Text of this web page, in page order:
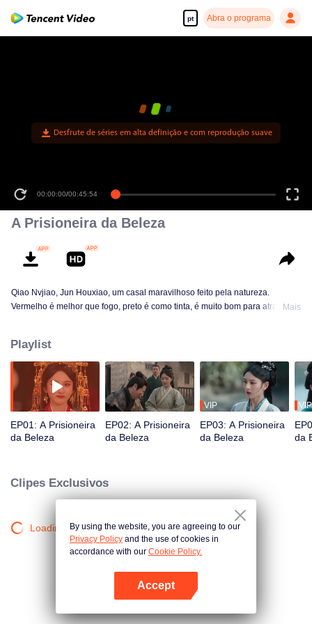
pt Abra o programa
Abra o programa
Desfrute de séries em alta definição e com reprodução suave
00:00:00/00:45:54
A Prisioneira da Beleza
Qiao Nvjiao, Jun Houxiao, um casal maravilhoso feito pela natureza.
Vermelho é melhor que fogo, preto é como tinta, é muito bom para atrair
Mais
Playlist
EP01: A Prisioneira
da Beleza
EP02: A Prisioneira
da Beleza
VIP
EP03: A Prisioneira
da Beleza
VIP
da
Clipes Exclusivos
Loading…By using the website, you are agreeing to our
Privacy Policy and the use of cookies in
accordance with our Cookie Policy.
Accept